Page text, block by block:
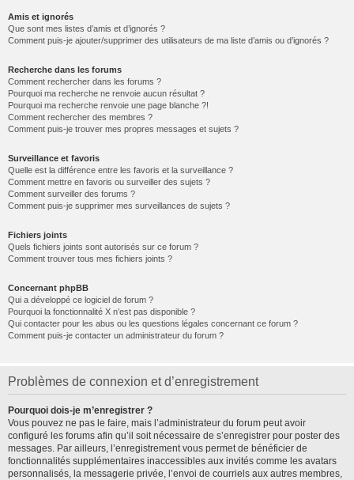
Amis et ignorés
Que sont mes listes d’amis et d’ignorés ?
Comment puis-je ajouter/supprimer des utilisateurs de ma liste d’amis ou d’ignorés ?
Recherche dans les forums
Comment rechercher dans les forums ?
Pourquoi ma recherche ne renvoie aucun résultat ?
Pourquoi ma recherche renvoie une page blanche ?!
Comment rechercher des membres ?
Comment puis-je trouver mes propres messages et sujets ?
Surveillance et favoris
Quelle est la différence entre les favoris et la surveillance ?
Comment mettre en favoris ou surveiller des sujets ?
Comment surveiller des forums ?
Comment puis-je supprimer mes surveillances de sujets ?
Fichiers joints
Quels fichiers joints sont autorisés sur ce forum ?
Comment trouver tous mes fichiers joints ?
Concernant phpBB
Qui a développé ce logiciel de forum ?
Pourquoi la fonctionnalité X n’est pas disponible ?
Qui contacter pour les abus ou les questions légales concernant ce forum ?
Comment puis-je contacter un administrateur du forum ?
Problèmes de connexion et d’enregistrement
Pourquoi dois-je m’enregistrer ?
Vous pouvez ne pas le faire, mais l’administrateur du forum peut avoir
configuré les forums afin qu’il soit nécessaire de s’enregistrer pour poster des
messages. Par ailleurs, l’enregistrement vous permet de bénéficier de
fonctionnalités supplémentaires inaccessibles aux invités comme les avatars
personnalisés, la messagerie privée, l’envoi de courriels aux autres membres,